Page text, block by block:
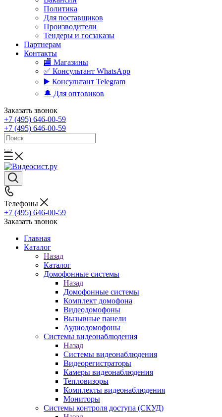
Политика
Для поставщиков
Производители
Тендеры и госзаказы
Партнерам
Контакты
🏬 Магазины
✅️ Консультант WhatsApp
▶️ Консультант Telegram
🔔 Для оптовиков
Заказать звонок
+7 (495) 646-00-59
+7 (495) 646-00-59
Телефоны
+7 (495) 646-00-59
Заказать звонок
Главная
Каталог
Назад
Каталог
Домофонные системы
Назад
Домофонные системы
Комплект домофона
Видеодомофоны
Вызывные панели
Аудиодомофоны
Системы видеонаблюдения
Назад
Системы видеонаблюдения
Видеорегистраторы
Камеры видеонаблюдения
Тепловизоры
Комплекты видеонаблюдения
Мониторы
Системы контроля доступа (СКУД)